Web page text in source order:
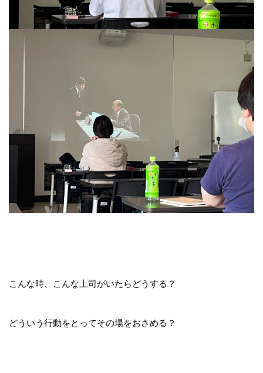
こんな時、こんな上司がいたらどうする？
どういう行動をとってその場をおさめる？